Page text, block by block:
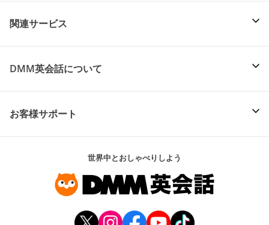
関連サービス
DMM英会話について
お客様サポート
世界中とおしゃべりしよう